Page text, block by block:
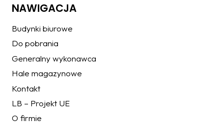
NAWIGACJA
Budynki biurowe
Do pobrania
Generalny wykonawca
Hale magazynowe
Kontakt
LB – Projekt UE
O firmie